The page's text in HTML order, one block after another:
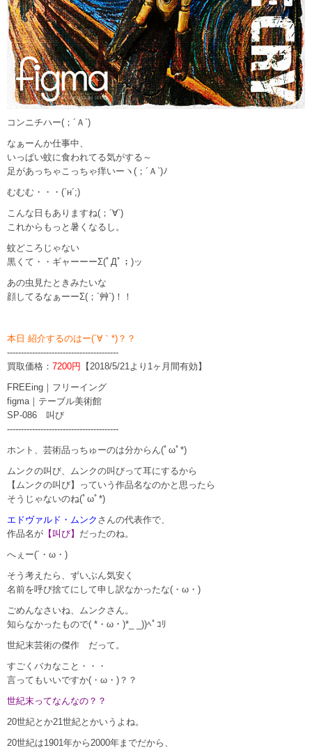
コンニチハー(；´Ａ`)
なぁーんか仕事中、
いっぱい蚊に食われてる気がする～
足があっちゃこっちゃ痒いーヽ(；´Ａ`)ﾉ
むむむ・・・(`н´;)
こんな日もありますね(；´∀`)
これからもっと暑くなるし。
蚊どころじゃない
黒くて・・ギャーーーΣ(ﾟДﾟ；)ッ
あの虫見たときみたいな
顔してるなぁーーΣ(；´艸`)！！
本日 紹介するのはー(´∀｀*)？？
----------------------------------------
買取価格： 7200円
【2018/5/21より1ヶ月間有効】
FREEing｜フリーイング
figma｜テーブル美術館
SP-086 叫び
----------------------------------------
ホント、芸術品っちゅーのは分からん(ﾟωﾟ*)
ムンクの叫び、ムンクの叫びって耳にするから
【ムンクの叫び】っていう作品名なのかと思ったら
そうじゃないのね(ﾟωﾟ*)
エドヴァルド・ムンク さんの代表作で、
作品名が 【叫び】 だったのね。
へぇー(´・ω・)
そう考えたら、ずいぶん気安く
名前を呼び捨てにして申し訳なかったな(・ω・)
ごめんなさいね、ムンクさん。
知らなかったもので( *・ω・)*_ _))ﾍﾟｺﾘ
世紀末芸術の傑作 だって。
すごくバカなこと・・・
言ってもいいですか(・ω・)？？
世紀末ってなんなの？？
20世紀とか21世紀とかいうよね。
20世紀は1901年から2000年までだから、